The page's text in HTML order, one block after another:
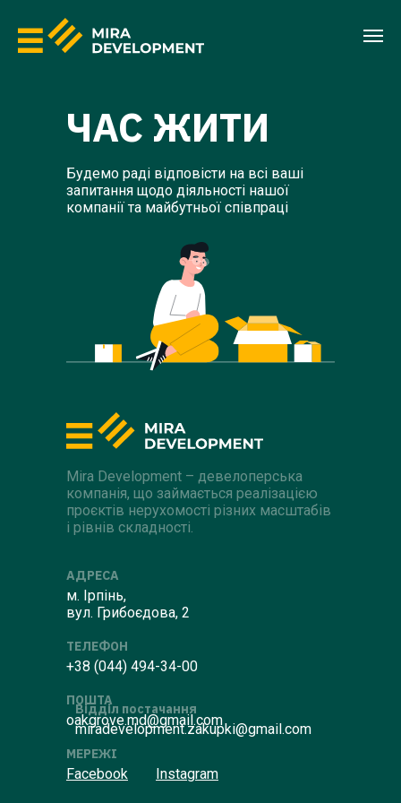
ЧАС ЖИТИ
Будемо раді відповісти на всі ваші
запитання щодо діяльності нашої
компанії та майбутньої співпраці
Mira Development – девелоперська
компанія, що займається реалізацією
проєктів нерухомості різних масштабів
і рівнів складності.
АДРЕСА
ТЕЛЕФОН
м. Ірпінь,
вул. Грибоєдова, 2
+38 (044) 494-34-00
ПОШТА
МЕРЕЖІ
Facebook Instagram
oakgrove.md@gmail.com
miradevelopment.zakupki@gmail.com
Відділ постачання